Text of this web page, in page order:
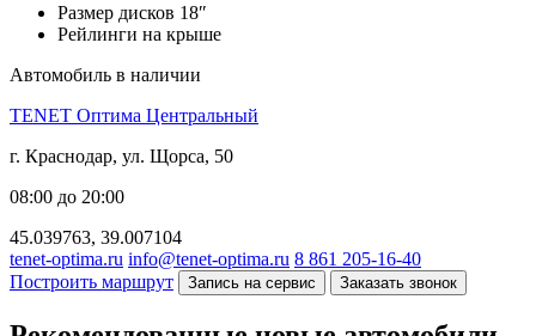
Размер дисков 18″
Рейлинги на крыше
Автомобиль в наличии
TENET Оптима Центральный
г. Краснодар, ул. Щорса, 50
08:00 до 20:00
45.039763, 39.007104
tenet-optima.ru info@tenet-optima.ru 8 861 205-16-40
Построить маршрут
Запись на сервис Заказать звонок